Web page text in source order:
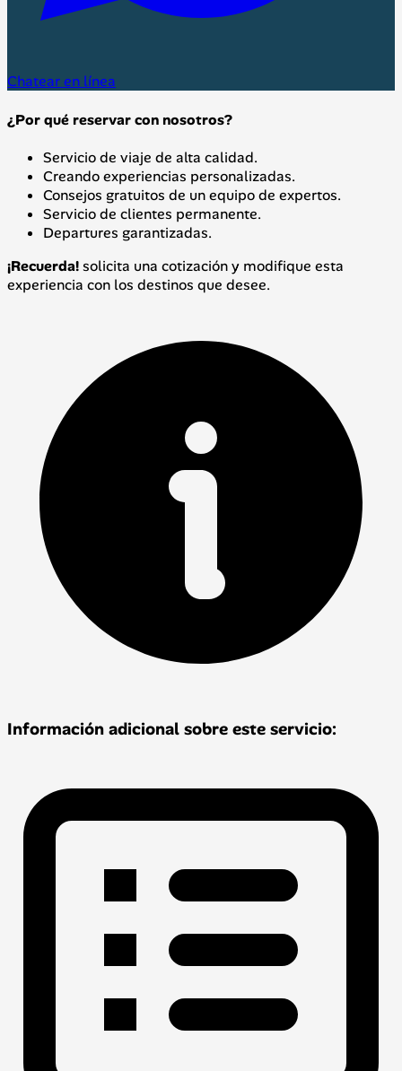
Chatear en línea
¿Por qué reservar con nosotros?
Servicio de viaje de alta calidad.
Creando experiencias personalizadas.
Consejos gratuitos de un equipo de expertos.
Servicio de clientes permanente.
Departures garantizadas.
¡Recuerda!solicita una cotización y modifique esta
experiencia con los destinos que desee.
Información adicional sobre este servicio: